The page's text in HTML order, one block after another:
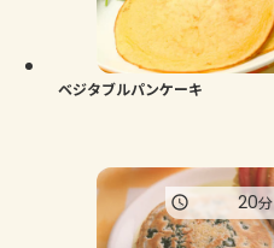
ベジタブルパンケーキ
20分